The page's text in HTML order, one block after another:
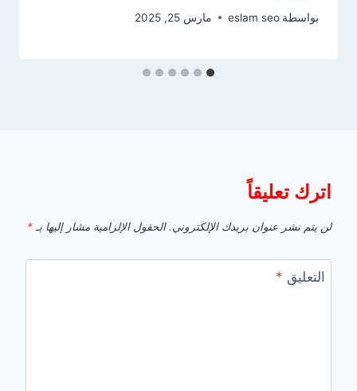
بواسطة eslam seo مارس 25, 2025
اترك تعليقاً
لن يتم نشر عنوان بريدك الإلكتروني. الحقول الإلزامية مشار إليها بـ *
التعليق *